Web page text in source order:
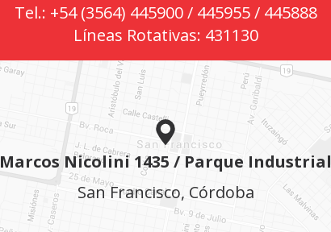
Tel.: +54 (3564) 445900 / 445955 / 445888
Líneas Rotativas: 431130
Marcos Nicolini 1435 / Parque Industrial
San Francisco, Córdoba